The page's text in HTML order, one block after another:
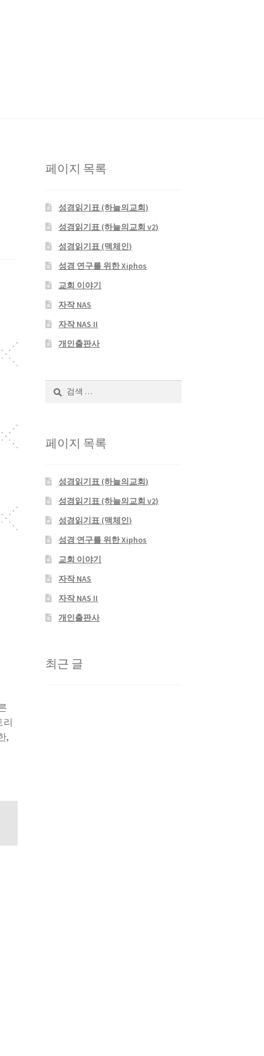
리
,
페이지 목록
성경읽기표 (하늘의교회)
성경읽기표 (하늘의교회 v2)
성경읽기표 (맥체인)
성경 연구를 위한 Xiphos
교회 이야기
자작 NAS
자작 NAS II
개인출판사
페이지 목록
성경읽기표 (하늘의교회)
성경읽기표 (하늘의교회 v2)
성경읽기표 (맥체인)
성경 연구를 위한 Xiphos
교회 이야기
자작 NAS
자작 NAS II
개인출판사
최근 글